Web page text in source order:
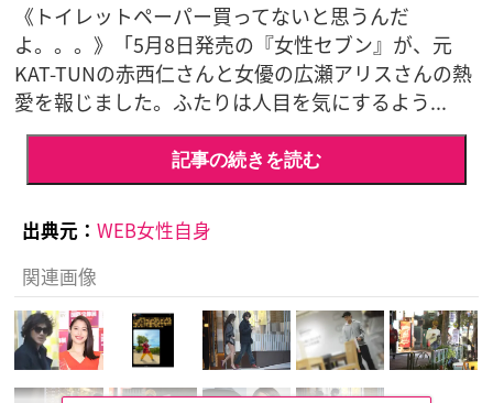
《トイレットペーパー買ってないと思うんだ
よ。。。》「5月8日発売の『女性セブン』が、元
KAT-TUNの赤西仁さんと女優の広瀬アリスさんの熱
愛を報じました。ふたりは人目を気にするよう...
記事の続きを読む
出典元： WEB女性自身
関連画像